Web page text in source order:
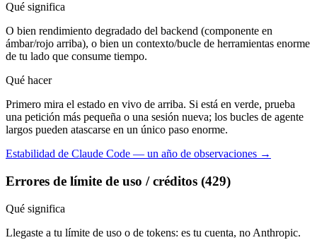
Qué significa
O bien rendimiento degradado del backend (componente en
ámbar/rojo arriba), o bien un contexto/bucle de herramientas enorme
de tu lado que consume tiempo.
Qué hacer
Primero mira el estado en vivo de arriba. Si está en verde, prueba
una petición más pequeña o una sesión nueva; los bucles de agente
largos pueden atascarse en un único paso enorme.
Estabilidad de Claude Code — un año de observaciones →
Errores de límite de uso / créditos (429)
Qué significa
Llegaste a tu límite de uso o de tokens: es tu cuenta, no Anthropic.